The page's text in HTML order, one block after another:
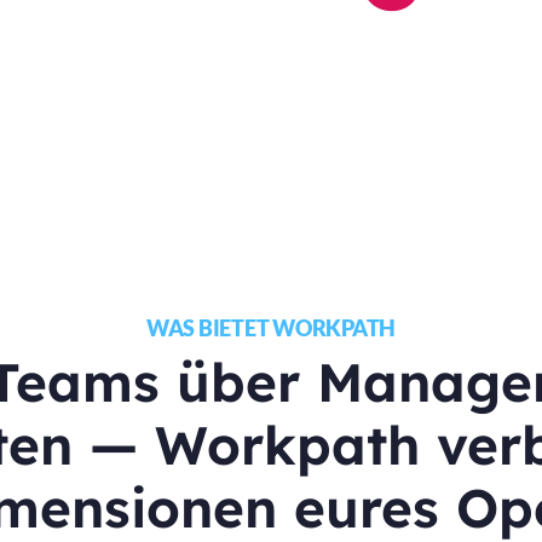
WAS BIETET WORKPATH
über
— Workpath
eures